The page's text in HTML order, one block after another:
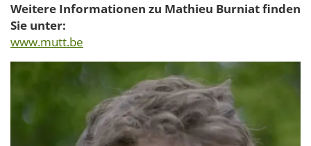
Weitere Informationen zu Mathieu Burniat finden
Sie unter:
www.mutt.be